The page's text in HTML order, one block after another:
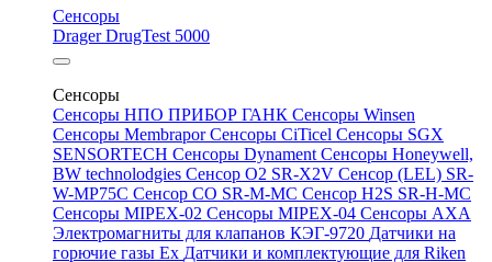
Сенсоры
Drager DrugTest 5000
Сенсоры
Сенсоры НПО ПРИБОР ГАНК Сенсоры Winsen
Сенсоры MembraporСенсоры CiTicel Сенсоры SGX
SENSORTECH Сенсоры Dynament Сенсоры Honeywell,
BW technolodgies Сенсор O2 SR-X2V Сенсор (LEL) SR-
W-MP75C Сенсор CO SR-M-MC Сенсор H2S SR-H-MC
Сенсоры MIPEX-02 Сенсоры MIPEX-04 Сенсоры АХА
Электромагниты для клапанов КЭГ-9720 Датчики на
горючие газы Ex Датчики и комплектующие для Riken